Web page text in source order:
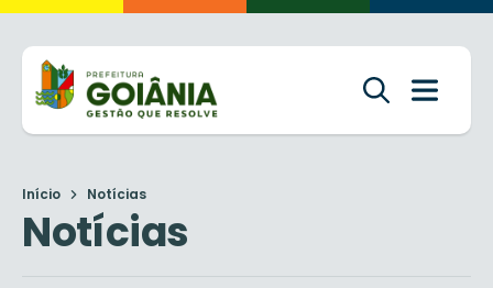
Início Notícias
Notícias